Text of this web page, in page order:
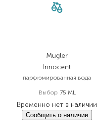
Mugler
Innocent
парфюмированная вода
Выбор 75 ML
Временно нет в наличии
Сообщить о наличии